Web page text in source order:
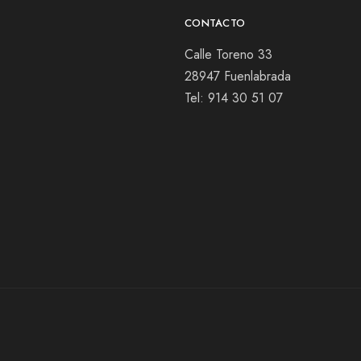
CONTACTO
Calle Toreno 33
28947 Fuenlabrada
Tel: 914 30 51 07